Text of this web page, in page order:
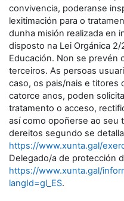
convivencia, poderanse
lexitimación para o
dunha misión realizada en
disposto na Lei Orgánica
Educación. Non se prevén
terceiros. As persoas
caso, os pais/nais e titores
catorce anos, poden
tratamento o acceso,
así como opoñerse ao seu
dereitos segundo se
https://www.xunta.gal/
Delegado/a de protección
https://www.xunta.gal/
langId=gl_ES.